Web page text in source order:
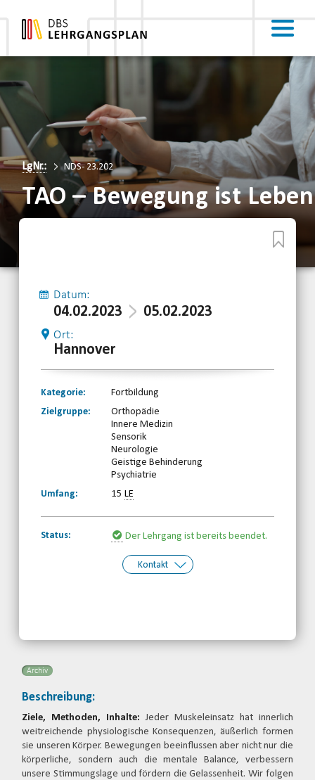
LgNr.: NDS- 23.202
TAO – Bewegung ist Leben
Datum:
04.02.2023 05.02.2023
Ort:
Hannover
Kategorie:
Fortbildung
Zielgruppe:
Orthopädie
Innere Medizin
Sensorik
Neurologie
Geistige Behinderung
Psychiatrie
Umfang:
15LE
Status: Der Lehrgang ist bereits beendet.
Kontakt
Archiv
Beschreibung:
Ziele, Methoden, Inhalte:Jeder Muskeleinsatz hat innerlich
weitreichende physiologische Konsequenzen, äußerlich formen
sie unseren Körper. Bewegungen beeinflussen aber nicht nur die
körperliche, sondern auch die mentale Balance, verbessern
unsere Stimmungslage und fördern die Gelassenheit. Wir folgen